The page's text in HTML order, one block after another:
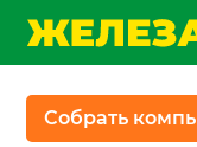
Собрать